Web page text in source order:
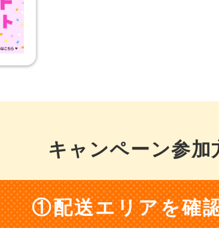
キャンペーン参加
①配送エリアを確